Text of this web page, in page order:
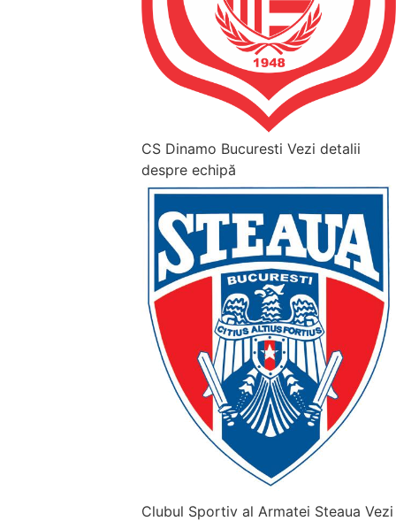
CS Dinamo Bucuresti Vezi detalii
despre echipă
Clubul Sportiv al Armatei Steaua Vezi